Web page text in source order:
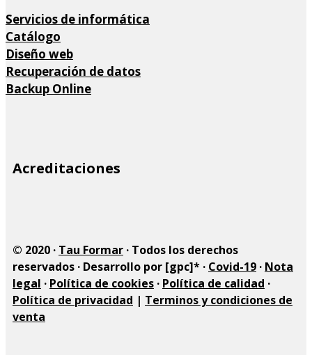
Servicios de informática
Catálogo
Diseño web
Recuperación de datos
Backup Online
Site
Acreditaciones
© 2020 · Tau Formar · Todos los derechos
reservados · Desarrollo por [gpc]* · Covid-19 · Nota
legal · Política de cookies · Política de calidad ·
Política de privacidad | Terminos y condiciones de
venta